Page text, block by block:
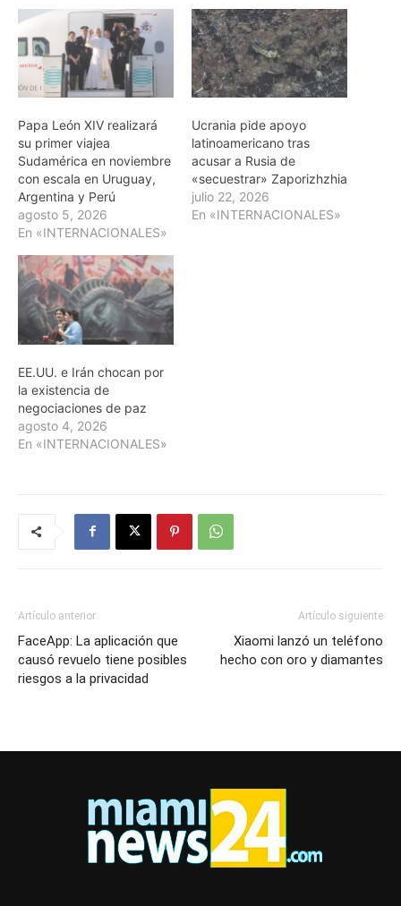
Papa León XIV realizará
su primer viajea
Sudamérica en noviembre
con escala en Uruguay,
Argentina y Perú
agosto 5, 2026
En «INTERNACIONALES»
Ucrania pide apoyo
latinoamericano tras
acusar a Rusia de
«secuestrar» Zaporizhzhia
julio 22, 2026
En «INTERNACIONALES»
EE.UU. e Irán chocan por
la existencia de
negociaciones de paz
agosto 4, 2026
En «INTERNACIONALES»
Artículo anterior
FaceApp: La aplicación que
causó revuelo tiene posibles
riesgos a la privacidad
Artículo siguiente
Xiaomi lanzó un teléfono
hecho con oro y diamantes